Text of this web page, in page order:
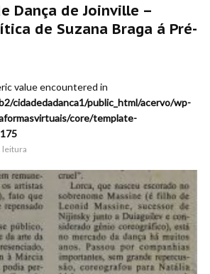
Dança de Joinville –
de Suzana Braga á Pré-
value encountered in
cidadedadanca1/public_html/acervo/wp-
core/template-
175
leitura